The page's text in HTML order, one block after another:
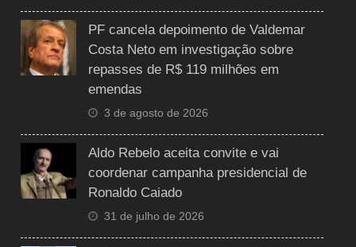
PF cancela depoimento de Valdemar
Costa Neto em investigação sobre
repasses de R$ 119 milhões em
emendas
3 de agosto de 2026
Aldo Rebelo aceita convite e vai
coordenar campanha presidencial de
Ronaldo Caiado
31 de julho de 2026